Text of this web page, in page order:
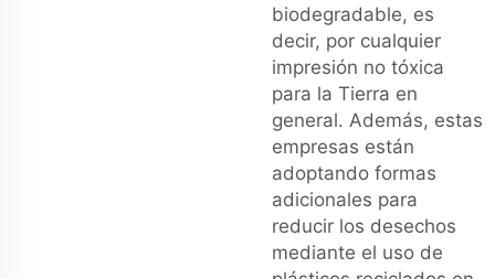
biodegradable, es
decir, por cualquier
impresión no tóxica
para la Tierra en
general. Además, estas
empresas están
adoptando formas
adicionales para
reducir los desechos
mediante el uso de